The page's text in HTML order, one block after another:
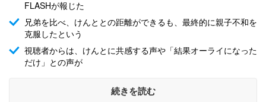
FLASHが報じた
兄弟を比べ、けんととの距離ができるも、最終的に親子不和を
克服したという
視聴者からは、けんとに共感する声や「結果オーライになった
だけ」との声が
続きを読む